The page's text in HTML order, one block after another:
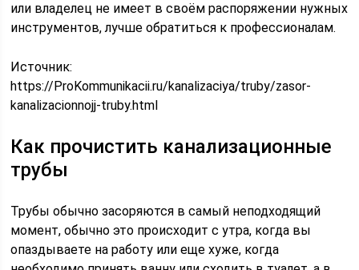
или владелец не имеет в своём распоряжении нужных
инструментов, лучше обратиться к профессионалам.
Источник:
https://ProKommunikacii.ru/kanalizaciya/truby/zasor-
kanalizacionnojj-truby.html
Как прочистить канализационные
трубы
Трубы обычно засоряются в самый неподходящий
момент, обычно это происходит с утра, когда вы
опаздываете на работу или еще хуже, когда